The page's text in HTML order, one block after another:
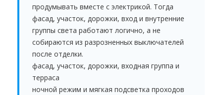
продумывать вместе с электрикой. Тогда
фасад, участок, дорожки, вход и внутренние
группы света работают логично, а не
собираются из разрозненных выключателей
после отделки.
фасад, участок, дорожки, входная группа и
терраса
ночной режим и мягкая подсветка проходов